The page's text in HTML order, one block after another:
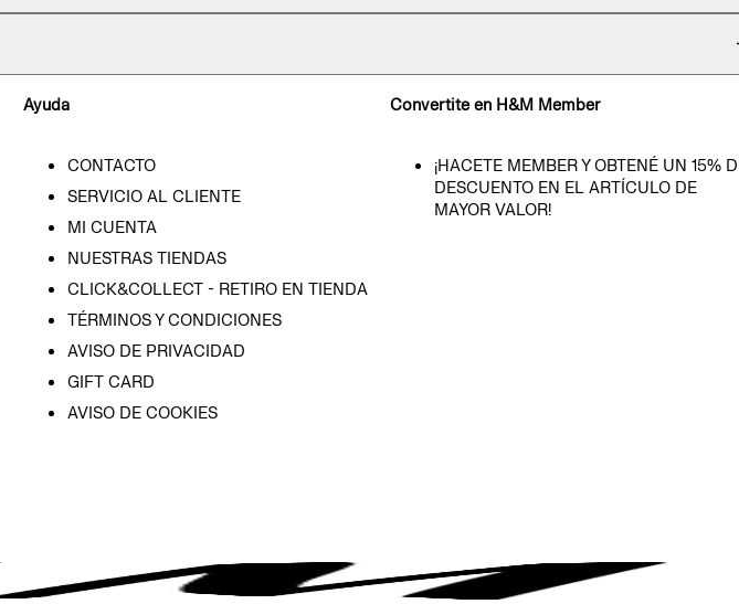
Ayuda
CONTACTO
SERVICIO AL CLIENTE
MI CUENTA
NUESTRAS TIENDAS
CLICK&COLLECT - RETIRO EN TIENDA
TÉRMINOS Y CONDICIONES
AVISO DE PRIVACIDAD
GIFT CARD
AVISO DE COOKIES
Convertite en H&M Member
¡HACETE MEMBER Y OBTENÉ UN 15%
DESCUENTO EN EL ARTÍCULO DE
MAYOR VALOR!